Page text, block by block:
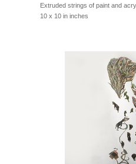
Extruded strings of paint and
10 x 10 in inches